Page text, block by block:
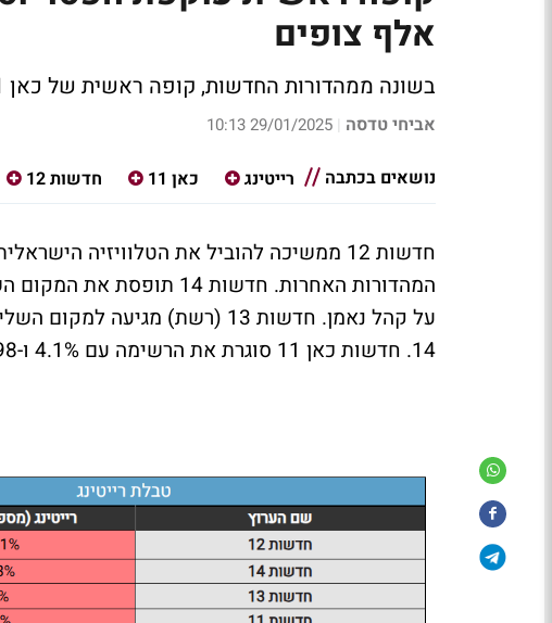
אלף צופים
בשונה ממהדורות החדשות, קופה ראשית של כאן 11 מצליחה לעקוף את ערוץ 13 ו-14 בפריים טיים
אביחי טדסה |
29/01/2025 10:13
נושאים בכתבה
רייטינג כאן 11 חדשות 12
14. חדשות כאן 11 סוגרת את הרשימה עם 4.1% ו-98 אלף צופים.